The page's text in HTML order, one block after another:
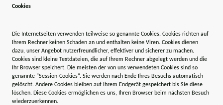
Cookies
Die Internetseiten verwenden teilweise so genannte Cookies. Cookies richten auf
Ihrem Rechner keinen Schaden an und enthalten keine Viren. Cookies dienen
dazu, unser Angebot nutzerfreundlicher, effektiver und sicherer zu machen.
Cookies sind kleine Textdateien, die auf Ihrem Rechner abgelegt werden und die
Ihr Browser speichert. Die meisten der von uns verwendeten Cookies sind so
genannte “Session-Cookies”. Sie werden nach Ende Ihres Besuchs automatisch
gelöscht. Andere Cookies bleiben auf Ihrem Endgerät gespeichert bis Sie diese
löschen. Diese Cookies ermöglichen es uns, Ihren Browser beim nächsten Besuch
wiederzuerkennen.